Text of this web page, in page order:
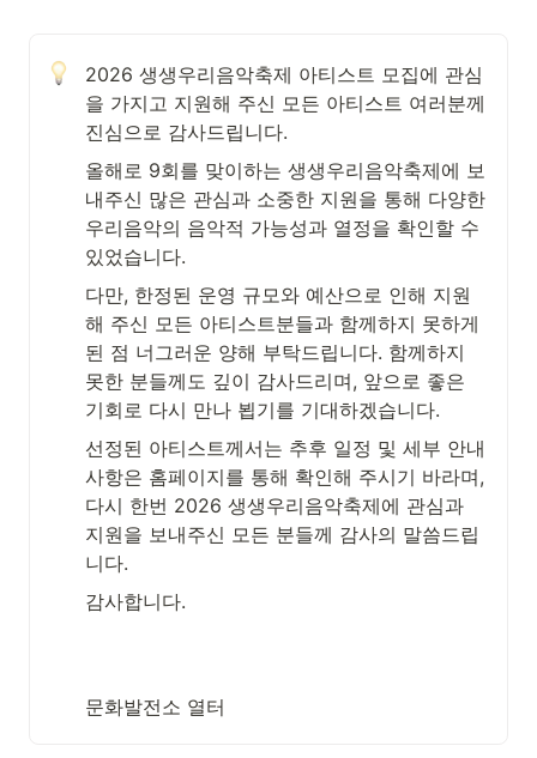
2026 생생우리음악축제 아티스트 모집에 관심
을 가지고 지원해 주신 모든 아티스트 여러분께
진심으로 감사드립니다.
올해로 9회를 맞이하는 생생우리음악축제에 보
내주신 많은 관심과 소중한 지원을 통해 다양한
우리음악의 음악적 가능성과 열정을 확인할 수
있었습니다.
다만, 한정된 운영 규모와 예산으로 인해 지원
해 주신 모든 아티스트분들과 함께하지 못하게
된 점 너그러운 양해 부탁드립니다. 함께하지
못한 분들께도 깊이 감사드리며, 앞으로 좋은
기회로 다시 만나 뵙기를 기대하겠습니다.
선정된 아티스트께서는 추후 일정 및 세부 안내
사항은 홈페이지를 통해 확인해 주시기 바라며,
다시 한번 2026 생생우리음악축제에 관심과
지원을 보내주신 모든 분들께 감사의 말씀드립
니다.
감사합니다.
문화발전소 열터